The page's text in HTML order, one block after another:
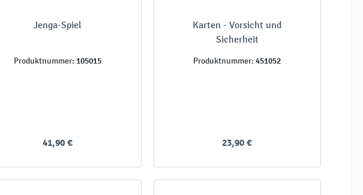
Jenga-Spiel
Produktnummer: 105015
41,90 €
Karten - Vorsicht und
Sicherheit
Produktnummer: 451052
23,90 €